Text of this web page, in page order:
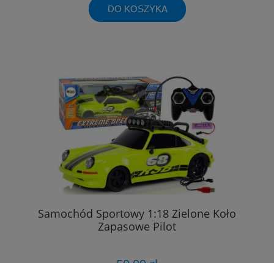
DO KOSZYKA
Samochód Sportowy 1:18 Zielone Koło
Zapasowe Pilot